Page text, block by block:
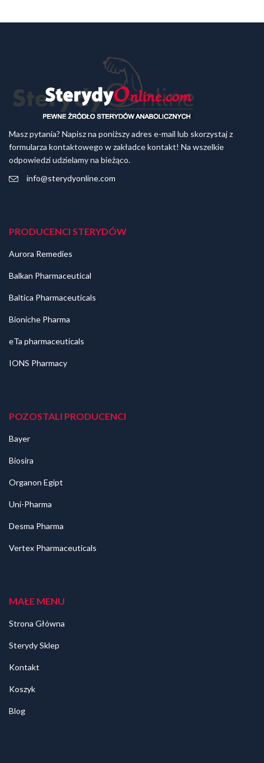
Masz pytania? Napisz na poniższy adres e-mail lub skorzystaj z
formularza kontaktowego w zakładce kontakt! Na wszelkie
odpowiedzi udzielamy na bieżąco.
info@sterydyonline.com
PRODUCENCI STERYDÓW
Aurora Remedies
Balkan Pharmaceutical
Baltica Pharmaceuticals
Bioniche Pharma
eTa pharmaceuticals
IONS Pharmacy
POZOSTALI PRODUCENCI
Bayer
Biosira
Organon Egipt
Uni-Pharma
Desma Pharma
Vertex Pharmaceuticals
MAŁE MENU
Strona Główna
Sterydy Sklep
Kontakt
Koszyk
Blog